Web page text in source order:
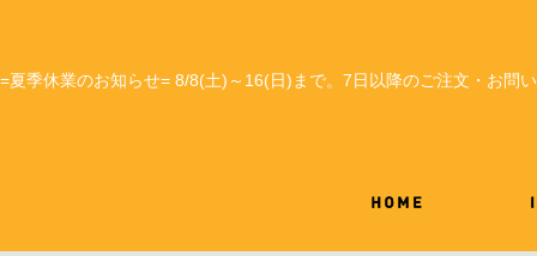
=夏季休業のお知らせ= 8/8(土)～16(日)まで。7日以降のご注文・お問